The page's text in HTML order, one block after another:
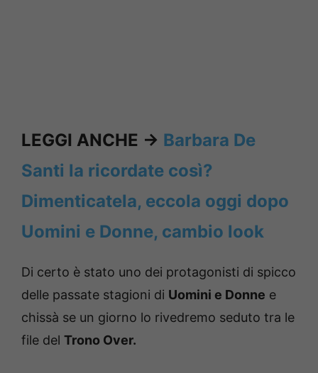
LEGGI ANCHE -> Barbara De
Santi la ricordate così?
Dimenticatela, eccola oggi dopo
Uomini e Donne, cambio look
Di certo è stato uno dei protagonisti di spicco
delle passate stagioni di Uomini e Donne e
chissà se un giorno lo rivedremo seduto tra le
file del Trono Over.